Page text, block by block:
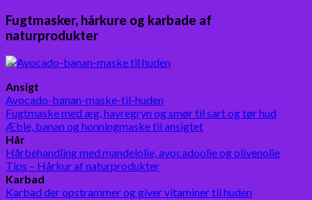
Fugtmasker, hårkure og karbade af
naturprodukter
Ansigt
Avocado-banan-maske-til-huden
Fugtmaske med æg, havregryn og smør til sart og tør hud
Æble, banan og honningmaske til ansigtet
Hår
Hårbehandling med mandelolie, avocadoolie og olivenolie
Tips – Hårkur af naturprodukter
Karbad
Karbad der opstrammer og giver vitaminer til huden